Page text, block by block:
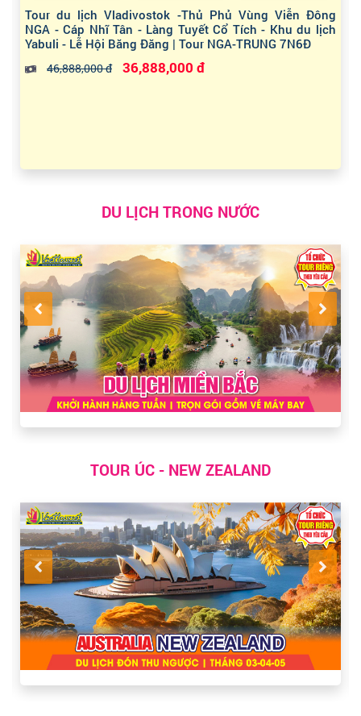
Tour du lịch Vladivostok -Thủ Phủ Vùng Viễn Đông
NGA - Cáp Nhĩ Tân - Làng Tuyết Cổ Tích - Khu du lịch
Yabuli - Lễ Hội Băng Đăng | Tour NGA-TRUNG 7N6Đ
46,888,000 đ 36,888,000 đ
DU LỊCH TRONG NƯỚC
TOUR ÚC - NEW ZEALAND